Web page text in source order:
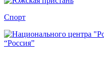
Спорт
“Россия”